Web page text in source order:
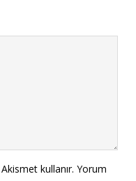
kullanır. Yorum